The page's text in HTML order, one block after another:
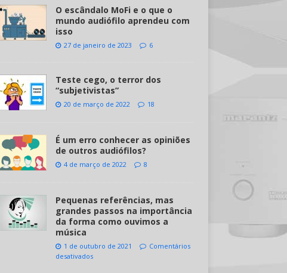
O escândalo MoFi e o que o
mundo audiófilo aprendeu com
isso
27 de janeiro de 2023 6
Teste cego, o terror dos
“subjetivistas”
20 de março de 2022 18
É um erro conhecer as opiniões
de outros audiófilos?
4 de março de 2022 8
Pequenas referências, mas
grandes passos na importância
da forma como ouvimos a
música
1 de outubro de 2021
Comentários
desativados